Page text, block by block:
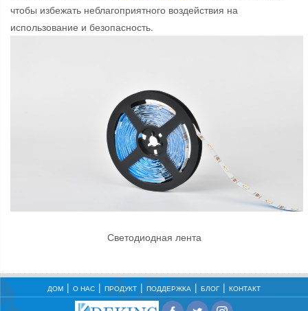
чтобы избежать неблагоприятного воздействия на
использование и безопасность.
Светодиодная лента
ДОМ О НАС ПРОДУКТ ПОДДЕРЖКА БЛОГ КОНТАКТ